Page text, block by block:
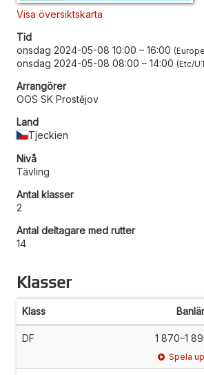
Visa översiktskarta
Tid
onsdag 2024-05-08 10:00 – 16:00
onsdag 2024-05-08 08:00 – 14:00 Etc/
Arrangörer
OOS SK Prostějov
Land
Tjeckien
Nivå
Tävling
Antal klasser
2
Antal deltagare med rutter
14
Klasser
Klass
DF 1 870–1
Spela